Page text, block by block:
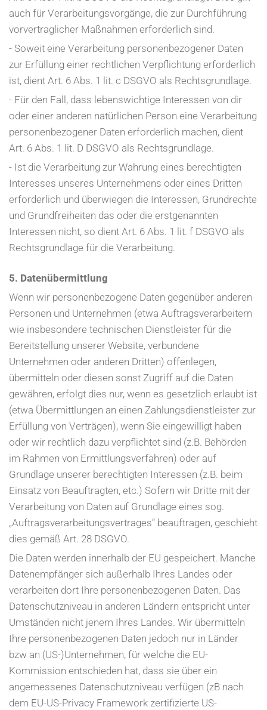
auch für Verarbeitungsvorgänge, die zur Durchführung
vorvertraglicher Maßnahmen erforderlich sind.
- Soweit eine Verarbeitung personenbezogener Daten
zur Erfüllung einer rechtlichen Verpflichtung erforderlich
ist, dient Art. 6 Abs. 1 lit. c DSGVO als Rechtsgrundlage.
- Für den Fall, dass lebenswichtige Interessen von dir
oder einer anderen natürlichen Person eine Verarbeitung
personenbezogener Daten erforderlich machen, dient
Art. 6 Abs. 1 lit. D DSGVO als Rechtsgrundlage.
- Ist die Verarbeitung zur Wahrung eines berechtigten
Interesses unseres Unternehmens oder eines Dritten
erforderlich und überwiegen die Interessen, Grundrechte
und Grundfreiheiten das oder die erstgenannten
Interessen nicht, so dient Art. 6 Abs. 1 lit. f DSGVO als
Rechtsgrundlage für die Verarbeitung.
5. Datenübermittlung
Wenn wir personenbezogene Daten gegenüber anderen
Personen und Unternehmen (etwa Auftragsverarbeitern
wie insbesondere technischen Dienstleister für die
Bereitstellung unserer Website, verbundene
Unternehmen oder anderen Dritten) offenlegen,
übermitteln oder diesen sonst Zugriff auf die Daten
gewähren, erfolgt dies nur, wenn es gesetzlich erlaubt ist
(etwa Übermittlungen an einen Zahlungsdienstleister zur
Erfüllung von Verträgen), wenn Sie eingewilligt haben
oder wir rechtlich dazu verpflichtet sind (z.B. Behörden
im Rahmen von Ermittlungsverfahren) oder auf
Grundlage unserer berechtigten Interessen (z.B. beim
Einsatz von Beauftragten, etc.) Sofern wir Dritte mit der
Verarbeitung von Daten auf Grundlage eines sog.
„Auftragsverarbeitungsvertrages“ beauftragen, geschieht
dies gemäß Art. 28 DSGVO.
Die Daten werden innerhalb der EU gespeichert. Manche
Datenempfänger sich außerhalb Ihres Landes oder
verarbeiten dort Ihre personenbezogenen Daten. Das
Datenschutzniveau in anderen Ländern entspricht unter
Umständen nicht jenem Ihres Landes. Wir übermitteln
Ihre personenbezogenen Daten jedoch nur in Länder
bzw an (US-)Unternehmen, für welche die EU-
Kommission entschieden hat, dass sie über ein
angemessenes Datenschutzniveau verfügen (zB nach
dem EU-US-Privacy Framework zertifizierte US-